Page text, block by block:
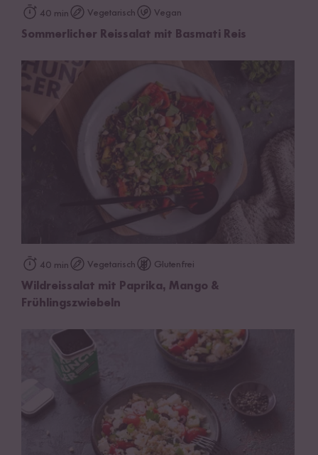
40 min Vegetarisch Vegan
Sommerlicher Reissalat mit Basmati Reis
40 min Vegetarisch Glutenfrei
Wildreissalat mit Paprika, Mango &
Frühlingszwiebeln